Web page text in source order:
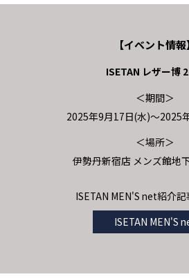
【イベント情報】
ISETAN レザー博
＜期間＞
2025年9月17日(水)～2025
＜場所＞
伊勢丹新宿店 メンズ館地
ISETAN MEN'S net紹介
ISETAN MEN'S